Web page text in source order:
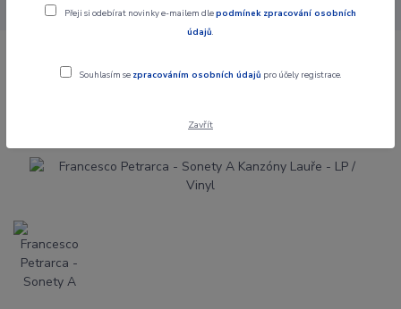
Lauře - LP / Vinyl
Francesco Petrarca - Sonety A
Přeji si odebírat novinky e-mailem dlepodmínek zpracování osobních
údajů.
Souhlasím se zpracováním osobních údajů pro účely registrace.
Zavřít